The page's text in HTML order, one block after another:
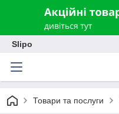
Slipo
Товари та послуги